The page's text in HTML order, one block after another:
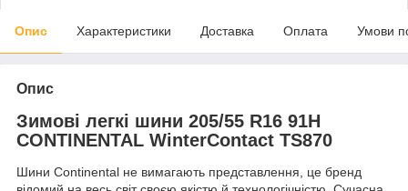
Опис Характеристики Доставка Оплата Умови
Опис
Зимові легкі шини 205/55 R16 91H
CONTINENTAL WinterContact TS870
Шини Continental не вимагають представлення, це бренд